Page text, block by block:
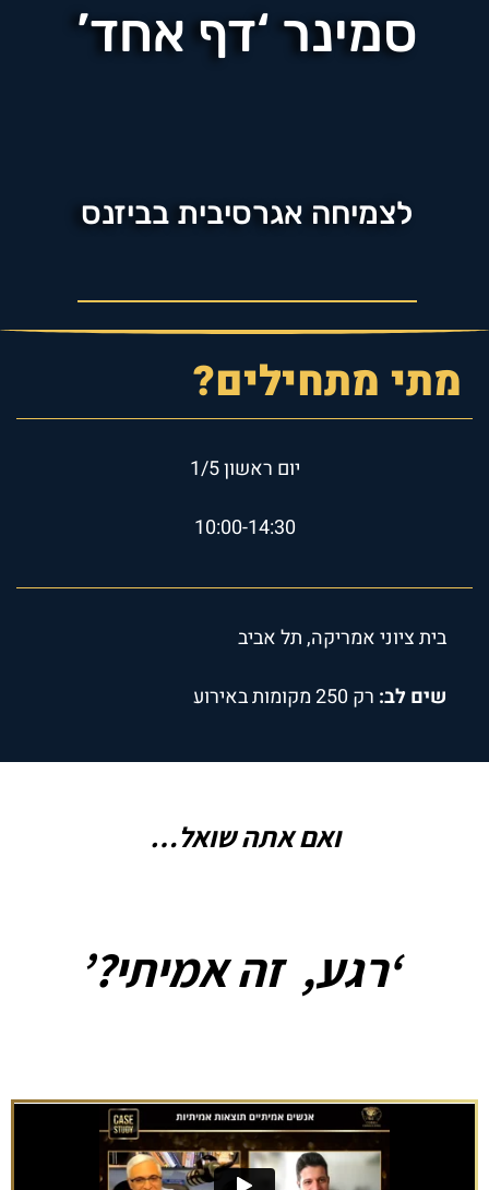
סמינר ‘דף אחד’
לצמיחה אגרסיבית בביזנס
מתי מתחילים?
יום ראשון 1/5
10:00-14:30
בית ציוני אמריקה, תל אביב
שים לב: רק 250 מקומות באירוע
ואם אתה שואל…
‘רגע, זה אמיתי?’